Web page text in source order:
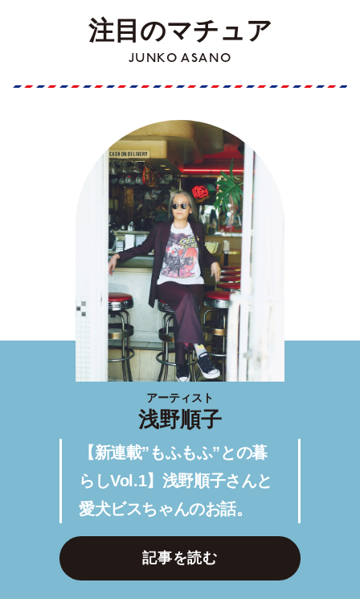
注目のマチュア
JUNKO ASANO
アーティスト
浅野順子
【新連載”もふもふ”との暮
らしVol.1】浅野順子さんと
愛犬ビスちゃんのお話。
記事を読む